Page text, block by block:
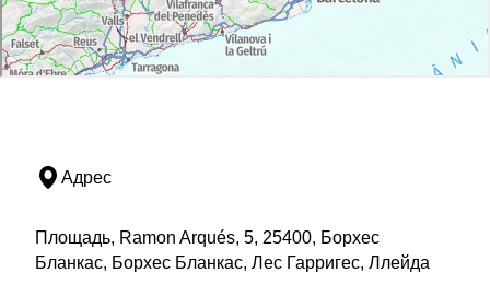
Адрес
Площадь, Ramon Arqués, 5, 25400, Борхес
Бланкас, Борхес Бланкас, Лес Гарригес, Ллейда